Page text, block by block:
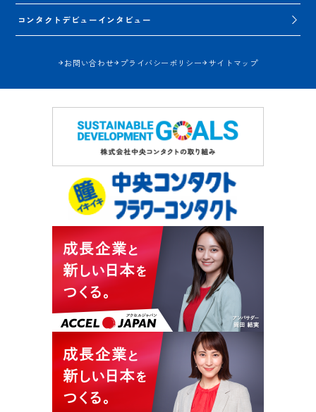
コンタクトデビューインタビュー
お問い合わせ プライバシーポリシー サイトマップ